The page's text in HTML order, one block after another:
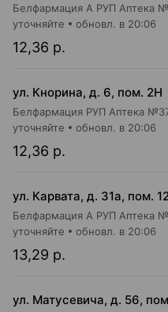
Белфармация А РУП Аптека
12,36 р.
уточняйте обновл. в 20:06
ул. Кнорина, д. 6, пом. 2Н
Белфармация РУП Аптека
12,36 р.
уточняйте обновл. в 20:06
ул. Карвата, д. 31а, пом.
Белфармация А РУП Аптека
13,29 р.
уточняйте обновл. в 20:06
ул. Матусевича, д. 56,